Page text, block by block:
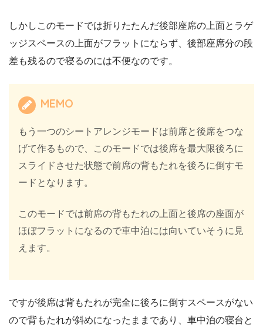
しかしこのモードでは折りたたんだ後部座席の上面とラゲ
ッジスペースの上面がフラットにならず、後部座席分の段
差も残るので寝るのには不便なのです。
MEMO
もう一つのシートアレンジモードは前席と後席をつな
げて作るもので、このモードでは後席を最大限後ろに
スライドさせた状態で前席の背もたれを後ろに倒すモ
ードとなります。
このモードでは前席の背もたれの上面と後席の座面が
ほぼフラットになるので車中泊には向いていそうに見
えます。
ですが後席は背もたれが完全に後ろに倒すスペースがない
ので背もたれが斜めになったままであり、車中泊の寝台と